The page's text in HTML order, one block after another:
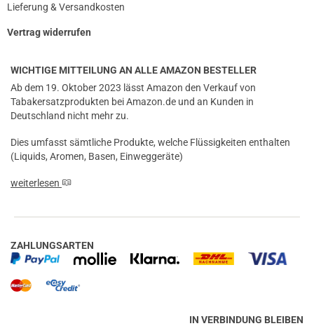
prev next
Lieferung & Versandkosten
Vertrag widerrufen
WICHTIGE MITTEILUNG AN ALLE AMAZON BESTELLER
Ab dem 19. Oktober 2023 lässt Amazon den Verkauf von
Tabakersatzprodukten bei Amazon.de und an Kunden in
Deutschland nicht mehr zu.
Dies umfasst sämtliche Produkte, welche Flüssigkeiten enthalten
(Liquids, Aromen, Basen, Einweggeräte)
weiterlesen
ZAHLUNGSARTEN
IN VERBINDUNG BLEIBEN